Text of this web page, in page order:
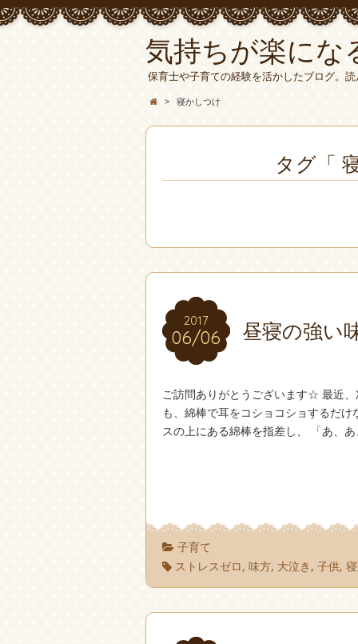
気持ちが楽にな
保育士や子育ての経験を活かしたブログ。
> 寝かしつけ
タグ「
2017
06/06
2017
06/06 昼寝の強い
ご訪問ありがとうございます☆ 最近
も、綿棒で耳をコショコショするだ
スの上にある綿棒を指差し、 「あ、
子育て
ストレスゼロ,味方, 大泣き ,子供,